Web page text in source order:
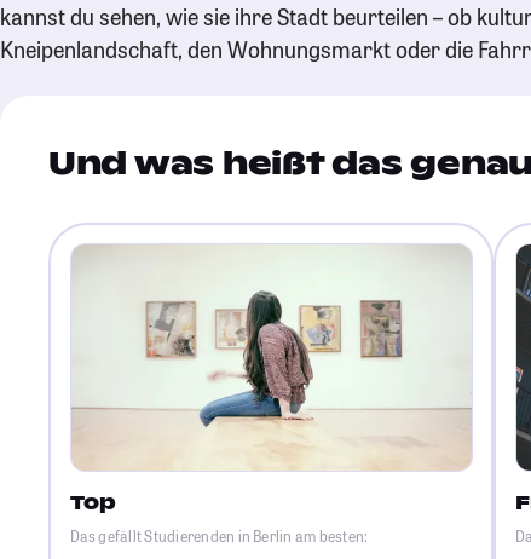
kannst du sehen, wie sie ihre Stadt beurteilen – ob
Kneipenlandschaft, den Wohnungsmarkt oder die
Und was heißt das
Top
Das gefällt Studierenden in Berlin am besten: